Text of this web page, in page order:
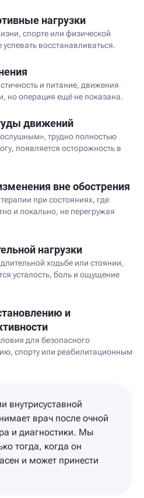
нагрузки
спорте или физической
восстанавливаться.
и питание, движения
но операция ещё не показана.
движений
трудно полностью
появляется осторожность в
вне обострения
при состояниях, где
и локально, не перегружая
нагрузки
ходьбе или стоянии,
усталость, боль и ощущение
и
для безопасного
спорту или реабилитационным
внутрисуставной
врач после очной
и диагностики. Мы
тогда, когда он
и может принести